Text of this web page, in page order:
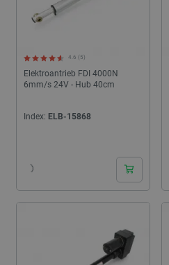
Elektroantrieb FDI 4000N
6mm/s 24V - Hub 40cm
4.6 (5)
Index: ELB-15868